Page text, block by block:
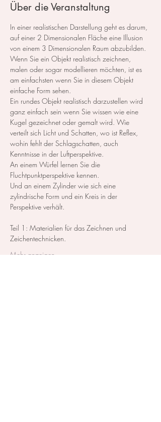
Über die Veranstaltung
In einer realistischen Darstellung geht es darum,
auf einer 2 Dimensionalen Fläche eine Illusion
von einem 3 Dimensionalen Raum abzubilden.
Wenn Sie ein Objekt realistisch zeichnen,
malen oder sogar modellieren möchten, ist es
am einfachsten wenn Sie in diesem Objekt
einfache Form sehen.
Ein rundes Objekt realistisch darzustellen wird
ganz einfach sein wenn Sie wissen wie eine
Kugel gezeichnet oder gemalt wird. Wie
verteilt sich Licht und Schatten, wo ist Reflex,
wohin fehlt der Schlagschatten, auch
Kenntnisse in der Luftperspektive.
An einem Würfel lernen Sie die
Fluchtpunktperspektive kennen.
Und an einem Zylinder wie sich eine
zylindrische Form und ein Kreis in der
Perspektive verhält.
Teil 1: Materialien für das Zeichnen und
Zeichentechnicken.
Mehr anzeigen